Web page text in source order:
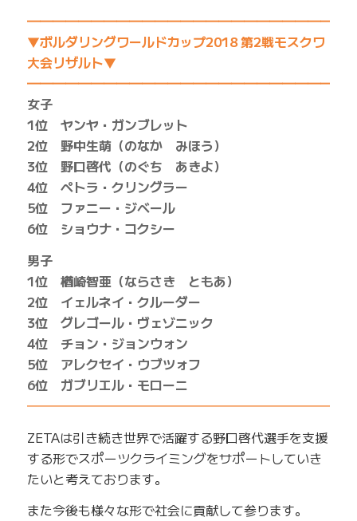
▼ボルダリングワールドカップ2018 第2戦モスクワ
大会リザルト▼
女子
1位 ヤンヤ・ガンブレット
2位 野中生萌（のなか みほう）
3位 野口啓代（のぐち あきよ）
4位 ペトラ・クリングラー
5位 ファニー・ジベール
6位 ショウナ・コクシー
男子
1位 楢崎智亜（ならさき ともあ）
2位 イェルネイ・クルーダー
3位 グレゴール・ヴェゾニック
4位 チョン・ジョンウォン
5位 アレクセイ・ウブツォフ
6位 ガブリエル・モローニ
ZETAは引き続き世界で活躍する野口啓代選手を支援
する形でスポーツクライミングをサポートしていき
たいと考えております。
また今後も様々な形で社会に貢献して参ります。